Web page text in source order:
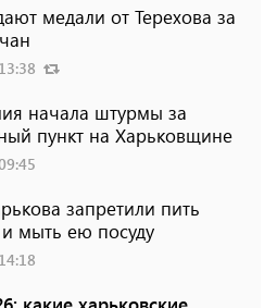
медали от Терехова за
начала штурмы за
пункт на Харьковщине
запретили пить
мыть ею посуду